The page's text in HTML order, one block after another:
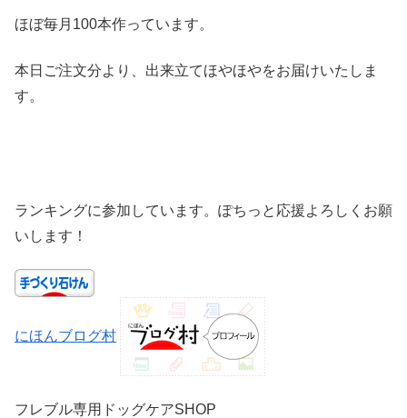
ほぼ毎月100本作っています。
本日ご注文分より、出来立てほやほやをお届けいたしま
す。
ランキングに参加しています。ぽちっと応援よろしくお願
いします！
にほんブログ村
フレブル専用ドッグケアSHOP